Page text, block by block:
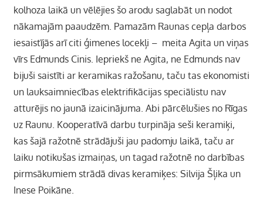
kolhoza laikā un vēlējies šo arodu saglabāt un nodot
nākamajām paaudzēm. Pamazām Raunas cepļa darbos
iesaistījās arī citi ģimenes locekļi – meita Agita un viņas
vīrs Edmunds Cinis. Iepriekš ne Agita, ne Edmunds nav
bijuši saistīti ar keramikas ražošanu, taču tas ekonomisti
un lauksaimniecības elektrifikācijas speciālistu nav
atturējis no jaunā izaicinājuma. Abi pārcēlušies no Rīgas
uz Raunu. Kooperatīvā darbu turpināja seši keramiķi,
kas šajā ražotnē strādājuši jau padomju laikā, taču ar
laiku notikušas izmaiņas, un tagad ražotnē no darbības
pirmsākumiem strādā divas keramiķes: Silvija Šļika un
Inese Poikāne.